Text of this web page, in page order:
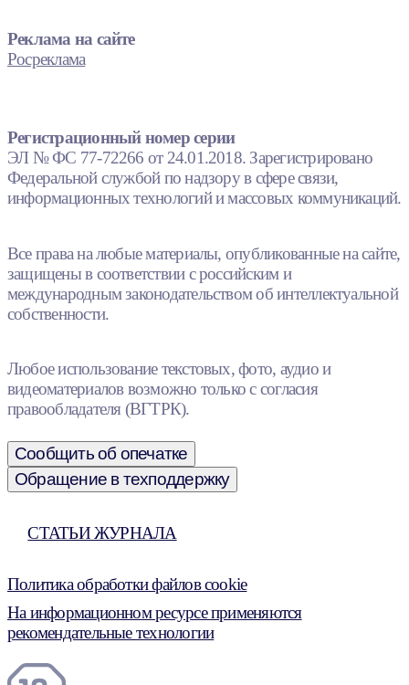
Реклама на сайте
Росреклама
Регистрационный номер серии
ЭЛ № ФС 77-72266 от 24.01.2018. Зарегистрировано
Федеральной службой по надзору в сфере связи,
информационных технологий и массовых коммуникаций.
Все права на любые материалы, опубликованные на сайте,
защищены в соответствии с российским и
международным законодательством об интеллектуальной
собственности.
Любое использование текстовых, фото, аудио и
видеоматериалов возможно только с согласия
правообладателя (ВГТРК).
Сообщить об опечатке
Обращение в техподдержку
СТАТЬИ ЖУРНАЛА
Политика обработки файлов cookie
На информационном ресурсе применяются
рекомендательные технологии